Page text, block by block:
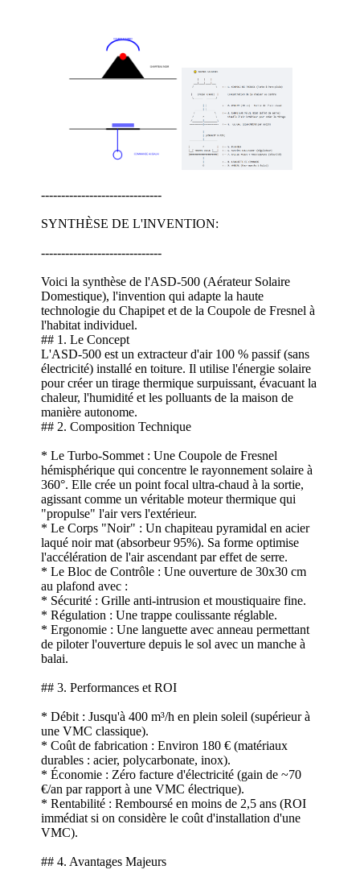
------------------------------
SYNTHÈSE DE L'INVENTION:
------------------------------
Voici la synthèse de l'ASD-500 (Aérateur Solaire
Domestique), l'invention qui adapte la haute
technologie du Chapipet et de la Coupole de Fresnel à
l'habitat individuel.
## 1. Le Concept
L'ASD-500 est un extracteur d'air 100 % passif (sans
électricité) installé en toiture. Il utilise l'énergie solaire
pour créer un tirage thermique surpuissant, évacuant la
chaleur, l'humidité et les polluants de la maison de
manière autonome.
## 2. Composition Technique
* Le Turbo-Sommet : Une Coupole de Fresnel
hémisphérique qui concentre le rayonnement solaire à
360°. Elle crée un point focal ultra-chaud à la sortie,
agissant comme un véritable moteur thermique qui
"propulse" l'air vers l'extérieur.
* Le Corps "Noir" : Un chapiteau pyramidal en acier
laqué noir mat (absorbeur 95%). Sa forme optimise
l'accélération de l'air ascendant par effet de serre.
* Le Bloc de Contrôle : Une ouverture de 30x30 cm
au plafond avec :
* Sécurité : Grille anti-intrusion et moustiquaire fine.
* Régulation : Une trappe coulissante réglable.
* Ergonomie : Une languette avec anneau permettant
de piloter l'ouverture depuis le sol avec un manche à
balai.
## 3. Performances et ROI
* Débit : Jusqu'à 400 m³/h en plein soleil (supérieur à
une VMC classique).
* Coût de fabrication : Environ 180 € (matériaux
durables : acier, polycarbonate, inox).
* Économie : Zéro facture d'électricité (gain de ~70
€/an par rapport à une VMC électrique).
* Rentabilité : Remboursé en moins de 2,5 ans (ROI
immédiat si on considère le coût d'installation d'une
VMC).
## 4. Avantages Majeurs